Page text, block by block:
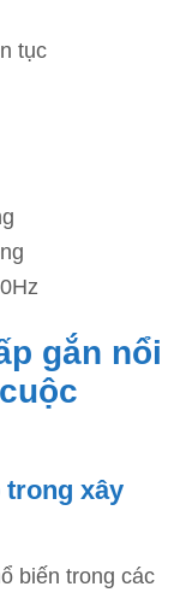
tục
gắn nổi
trong xây
biến trong các